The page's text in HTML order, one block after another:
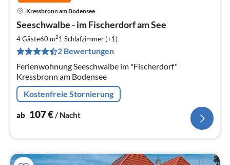
Kressbronn am Bodensee
Seeschwalbe - im Fischerdorf am See
4 Gäste60 m21 Schlafzimmer (+1)
2 Bewertungen
Ferienwohnung Seeschwalbe im "Fischerdorf"
Kressbronn am Bodensee
Kostenfreie Stornierung
ab 107€/ Nacht